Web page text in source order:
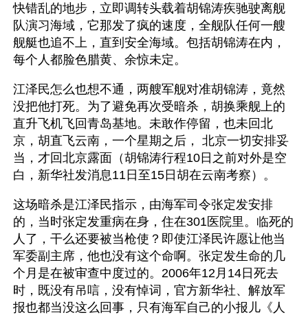
快错乱的地步，立即调转头载着胡锦涛疾驰驶离舰
队演习海域，它那发了疯的速度，全舰队任何一艘
舰艇也追不上，直到安全海域。包括胡锦涛在内，
每个人都脸色腊黄、余惊未定。
江泽民怎么也想不通，两艘军舰对准胡锦涛，竟然
没把他打死。为了避免再次受暗杀，胡换乘舰上的
直升飞机飞回青岛基地。未敢作停留，也未回北
京，胡直飞云南，一个星期之后， 北京一切安排妥
当，才回北京露面（胡锦涛行程10日之前对外是空
白，新华社发消息11日至15日胡在云南考察）。
这场暗杀是江泽民指示，由海军司令张定发安排
的，当时张定发重病在身，住在301医院里。临死的
人了，干么还要被当枪使？即使江泽民许愿让他当
军委副主席，他也没有这个命啊。张定发生命的几
个月是在被审查中度过的。2006年12月14日死去
时，既没有吊唁，没有悼词，官方新华社、解放军
报也都当没这么回事，只有海军自己的小报儿《人